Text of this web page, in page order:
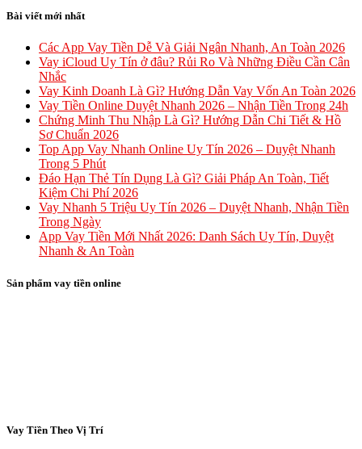
Bài viết mới nhất
Các App Vay Tiền Dễ Và Giải Ngân Nhanh, An Toàn 2026
Vay iCloud Uy Tín ở đâu? Rủi Ro Và Những Điều Cần Cân
Nhắc
Vay Kinh Doanh Là Gì? Hướng Dẫn Vay Vốn An Toàn 2026
Vay Tiền Online Duyệt Nhanh 2026 – Nhận Tiền Trong 24h
Chứng Minh Thu Nhập Là Gì? Hướng Dẫn Chi Tiết & Hồ
Sơ Chuẩn 2026
Top App Vay Nhanh Online Uy Tín 2026 – Duyệt Nhanh
Trong 5 Phút
Đáo Hạn Thẻ Tín Dụng Là Gì? Giải Pháp An Toàn, Tiết
Kiệm Chi Phí 2026
Vay Nhanh 5 Triệu Uy Tín 2026 – Duyệt Nhanh, Nhận Tiền
Trong Ngày
App Vay Tiền Mới Nhất 2026: Danh Sách Uy Tín, Duyệt
Nhanh & An Toàn
Sản phẩm vay tiền online
Vay Tiền Theo Vị Trí